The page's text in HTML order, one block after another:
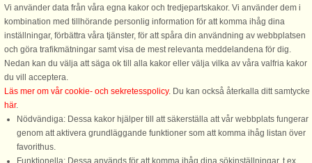
Innan semestern
DanCenter A/S - Kronprinsensgade 3, 2. - 1114 København K - Danmark
Vi använder data från våra egna kakor och tredjepartskakor. Vi använder dem i
kombination med tillhörande personlig information för att komma ihåg dina
inställningar, förbättra våra tjänster, för att spåra din användning av webbplatsen
och göra trafikmätningar samt visa de mest relevanta meddelandena för dig.
Nedan kan du välja att säga ok till alla kakor eller välja vilka av våra valfria kakor
du vill acceptera.
Läs mer om vår cookie- och sekretesspolicy. Du kan också återkalla ditt samtycke
här.
Nödvändiga: Dessa kakor hjälper till att säkerställa att vår webbplats fungerar
genom att aktivera grundläggande funktioner som att komma ihåg listan över
favorithus.